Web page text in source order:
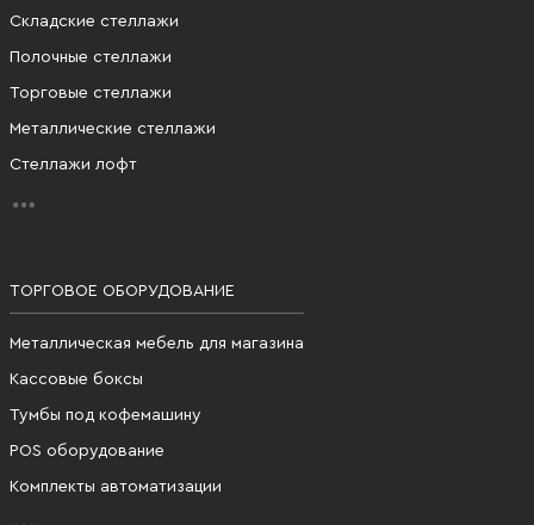
Складские стеллажи
Полочные стеллажи
Торговые стеллажи
Металлические стеллажи
Стеллажи лофт
ТОРГОВОЕ ОБОРУДОВАНИЕ
Металлическая мебель для магазина
Кассовые боксы
Тумбы под кофемашину
POS оборудование
Комплекты автоматизации